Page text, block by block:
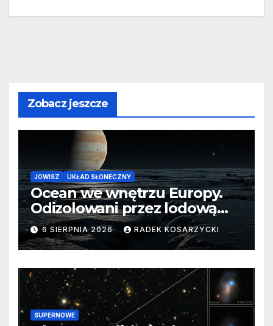
Zobacz jeszcze
JOWISZ UKŁAD SŁONECZNY
Ocean we wnętrzu Europy.
Odizolowani przez lodową
barierę
6 SIERPNIA 2026 RADEK KOSARZYCKI
SUPERNOWE